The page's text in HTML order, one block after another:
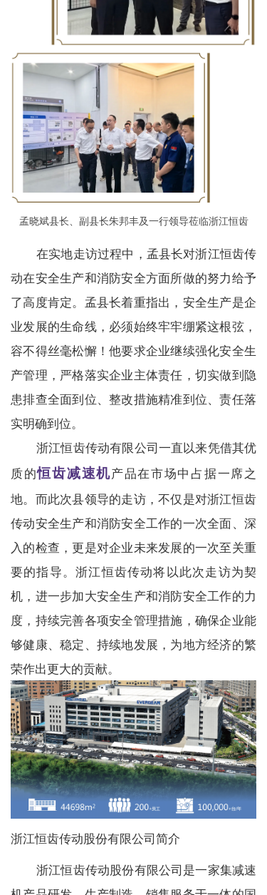
孟晓斌县长、副县长朱邦丰及一行领导莅临浙江恒齿
在实地走访过程中，孟县长对浙江恒齿传
动在安全生产和消防安全方面所做的努力给予
了高度肯定。孟县长着重指出，安全生产是企
业发展的生命线，必须始终牢牢绷紧这根弦，
容不得丝毫松懈！他要求企业继续强化安全生
产管理，严格落实企业主体责任，切实做到隐
患排查全面到位、整改措施精准到位、责任落
实明确到位。
浙江恒齿传动有限公司一直以来凭借其优
质的恒齿减速机产品在市场中占据一席之
地。而此次县领导的走访，不仅是对浙江恒齿
传动安全生产和消防安全工作的一次全面、深
入的检查，更是对企业未来发展的一次至关重
要的指导。浙江恒齿传动将以此次走访为契
机，进一步加大安全生产和消防安全工作的力
度，持续完善各项安全管理措施，确保企业能
够健康、稳定、持续地发展，为地方经济的繁
荣作出更大的贡献。
浙江恒齿传动股份有限公司简介
浙江恒齿传动股份有限公司是一家集减速